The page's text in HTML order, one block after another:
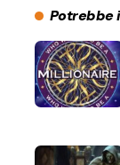
Potrebbe